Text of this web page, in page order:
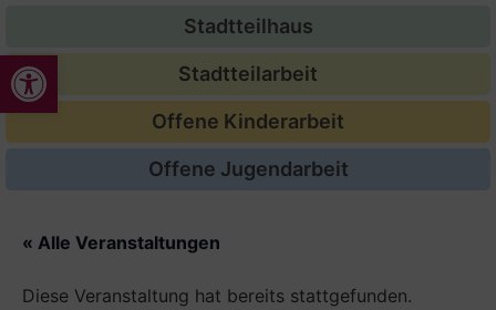
Werkzeugleiste öffnen
Stadtteilhaus
Stadtteilarbeit
Offene Kinderarbeit
Offene Jugendarbeit
« Alle Veranstaltungen
Diese Veranstaltung hat bereits stattgefunden.